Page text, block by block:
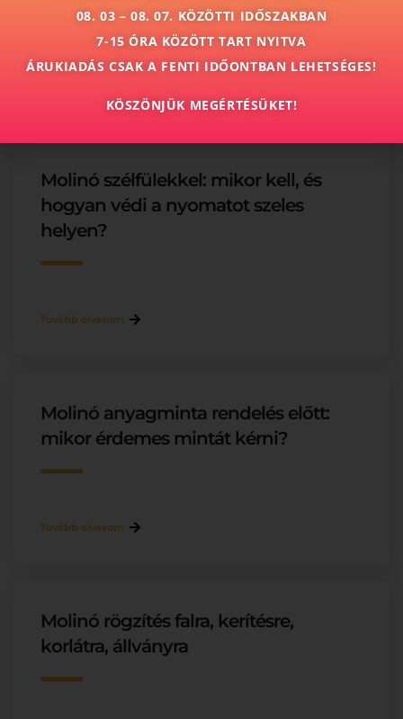
Molinó szélfülekkel: mikor kell, és
hogyan védi a nyomatot szeles
helyen?
Tovább olvasom
Molinó anyagminta rendelés előtt:
mikor érdemes mintát kérni?
Tovább olvasom
Molinó rögzítés falra, kerítésre,
korlátra, állványra
08. 03 – 08. 07. KÖZÖTTI IDŐSZAKBAN
7-15 ÓRA KÖZÖTT TART NYITVA
ÁRUKIADÁS CSAK A FENTI IDŐONTBAN LEHETSÉGES!
KÖSZÖNJÜK MEGÉRTÉSÜKET!